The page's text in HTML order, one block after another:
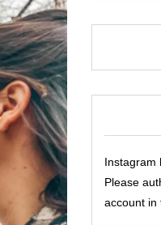
Instagram
Please
account in